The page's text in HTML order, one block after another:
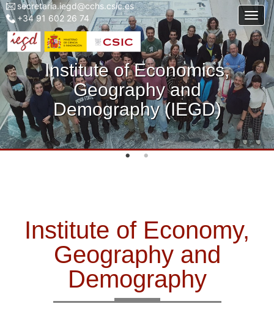
Skip
to
main
content
Menu
top
left
iegd
secretaria.iegd@cchs.csic.es
+34 91 602 26 74
Institute of Economics,
Geography and
Demography (IEGD)
Institute of Economy,
Geography and
Demography